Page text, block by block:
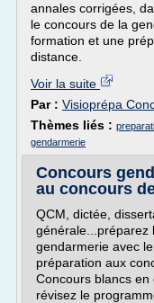
annales corrigées,
le concours de la
formation et une
distance.
Voir la suite
Par : Visioprépa
Thèmes liés :
gendarmerie
Concours
au concours
QCM, dictée,
générale...préparez
gendarmerie avec
préparation aux
Concours blancs en
révisez le